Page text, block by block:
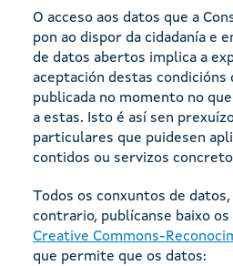
O acceso aos datos que a
pon ao dispor da cidadanía e
de datos abertos implica a
aceptación destas condicións
publicada no momento no
a estas. Isto é así sen
particulares que puidesen
contidos ou servizos
Todos os conxuntos de
contrario, publícanse baixo
Creative Commons-
que permite que os datos: